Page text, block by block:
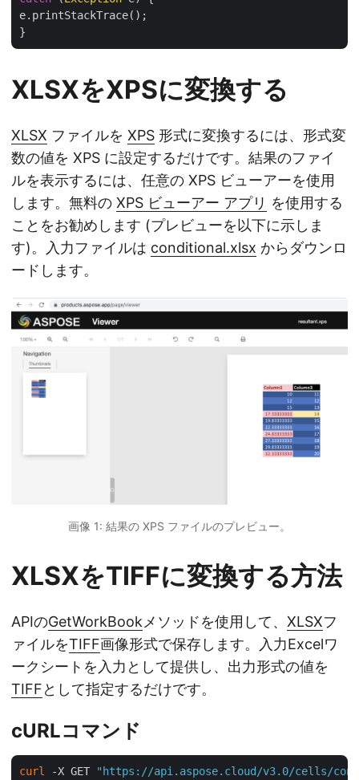
e.printStackTrace();
XLSXをXPSに変換する
XLSX ファイルを XPS 形式に変換するには、形式変
数の値を XPS に設定するだけです。結果のファイ
ルを表示するには、任意の XPS ビューアーを使用
します。無料の XPS ビューアー アプリ を使用する
ことをお勧めします (プレビューを以下に示しま
す)。入力ファイルは conditional.xlsx からダウンロ
ードします。
画像 1: 結果の XPS ファイルのプレビュー。
XLSXをTIFFに変換する方法
APIのGetWorkBook メソッドを使用して、 XLSXフ
ァイルをTIFF画像形式で保存します。入力Excelワ
ークシートを入力として提供し、出力形式の値を
TIFFとして指定するだけです。
cURLコマンド
curl -X GET
"https://api.aspose.cloud/v3.0/cells/